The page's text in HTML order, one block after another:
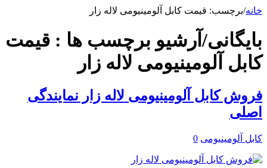
خانه/برچسب: قیمت کابل آلومینیومی لاله زار
بایگانی/آرشیو برچسب ها : قیمت
کابل آلومینیومی لاله زار
فروش کابل آلومینیومی لاله زار نمایندگی
اصلی
کابل آلومینیومی 0